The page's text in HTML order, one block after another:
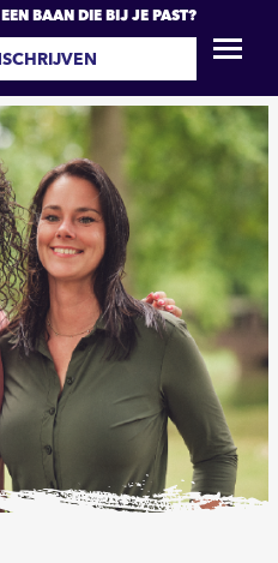
BAAN DIE BIJ JE PAST?